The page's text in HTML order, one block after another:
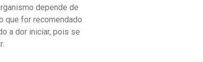
depende de
que for recomendado
a dor iniciar, pois se